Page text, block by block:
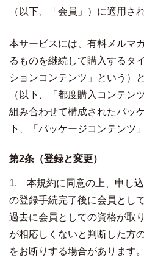
（以下、「会員」）に適用さ
本サービスには、有料メルマ
るものを継続して購入するタ
ションコンテンツ」という）
（以下、「都度購入コンテン
組み合わせて構成されたパッ
下、「パッケージコンテンツ
第2条（登録と変更）
1. 本規約に同意の上、申し
の登録手続完了後に会員とし
過去に会員としての資格が取
が相応しくないと判断した方
をお断りする場合があります。